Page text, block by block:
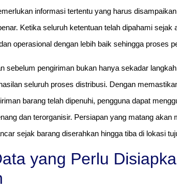
informasi tertentu yang harus
Ketika seluruh ketentuan telah dipahami
operasional dengan lebih baik sehingga proses
sebelum pengiriman bukan hanya sekadar
seluruh proses distribusi. Dengan
barang telah dipenuhi, pengguna dapat
dan terorganisir. Persiapan yang matang
sejak barang diserahkan hingga tiba di lokasi
yang Perlu